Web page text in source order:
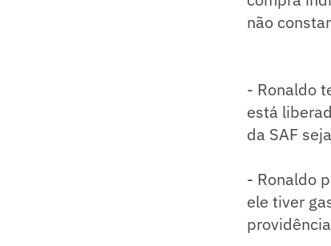
não
- Ronaldo
está
da SAF
- Ronaldo
ele tiver